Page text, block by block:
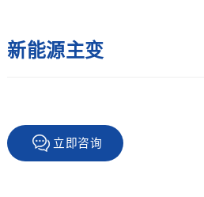
新能源主变
立即咨询